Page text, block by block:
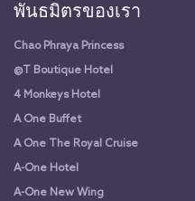
พันธมิตรของเรา
Chao Phraya Princess
@T Boutique Hotel
4 Monkeys Hotel
A One Buffet
A One The Royal Cruise
A-One Hotel
A-One New Wing